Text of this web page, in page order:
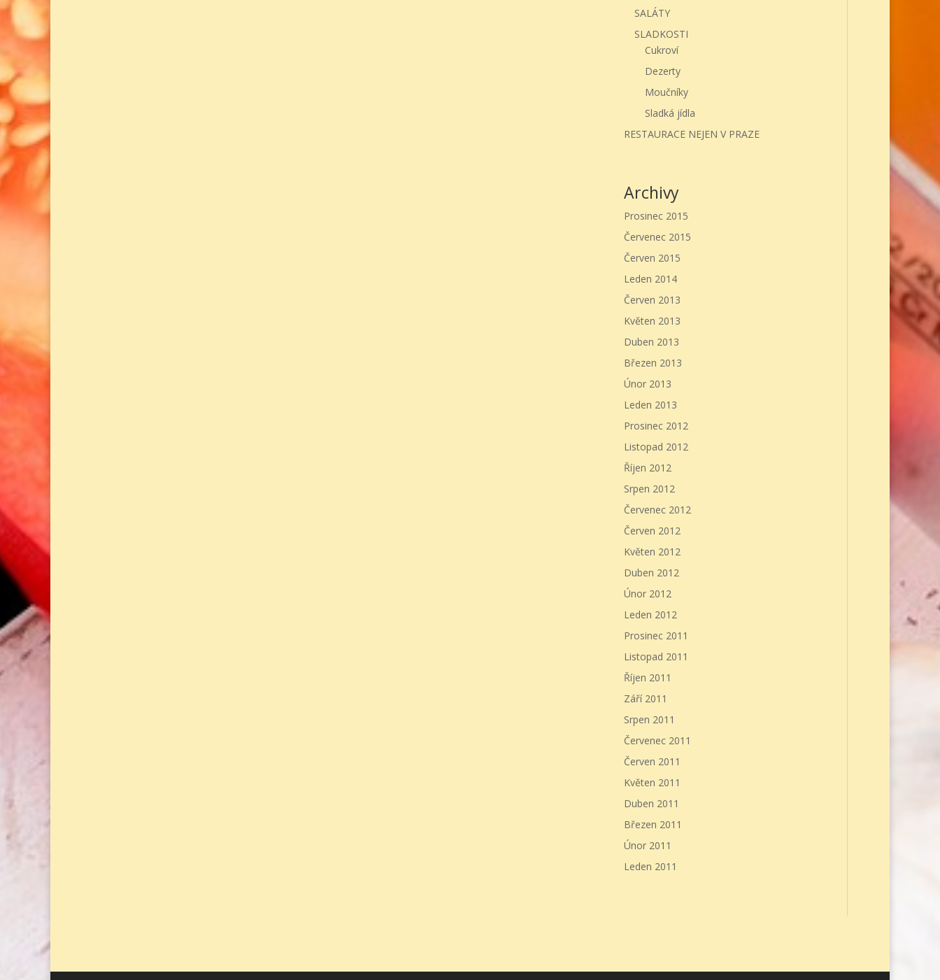
SALÁTY
SLADKOSTI
Cukroví
Dezerty
Moučníky
Sladká jídla
RESTAURACE NEJEN V PRAZE
Archivy
Prosinec 2015
Červenec 2015
Červen 2015
Leden 2014
Červen 2013
Květen 2013
Duben 2013
Březen 2013
Únor 2013
Leden 2013
Prosinec 2012
Listopad 2012
Říjen 2012
Srpen 2012
Červenec 2012
Červen 2012
Květen 2012
Duben 2012
Únor 2012
Leden 2012
Prosinec 2011
Listopad 2011
Říjen 2011
Září 2011
Srpen 2011
Červenec 2011
Červen 2011
Květen 2011
Duben 2011
Březen 2011
Únor 2011
Leden 2011